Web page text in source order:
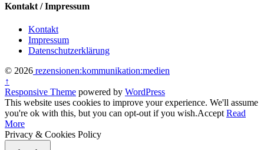
Kontakt / Impressum
Kontakt
Impressum
Datenschutzerklärung
© 2026 rezensionen:kommunikation:medien
↑
Responsive Theme powered by WordPress
This website uses cookies to improve your experience. We'll assume
you're ok with this, but you can opt-out if you wish.Accept Read
More
Privacy & Cookies Policy